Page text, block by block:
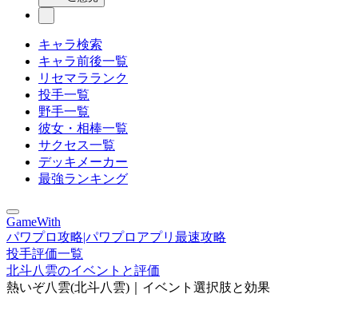
キャラ検索
キャラ前後一覧
リセマラランク
投手一覧
野手一覧
彼女・相棒一覧
サクセス一覧
デッキメーカー
最強ランキング
GameWith
パワプロ攻略|パワプロアプリ最速攻略
投手評価一覧
北斗八雲のイベントと評価
熱いぞ八雲(北斗八雲)｜イベント選択肢と効果